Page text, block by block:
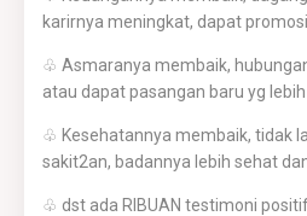
karirnya meningkat, dapat promosi
♧ Asmaranya membaik,
atau dapat pasangan baru yg
♧ Kesehatannya membaik, tidak
sakit2an, badannya lebih sehat
♧ dst ada RIBUAN testimoni